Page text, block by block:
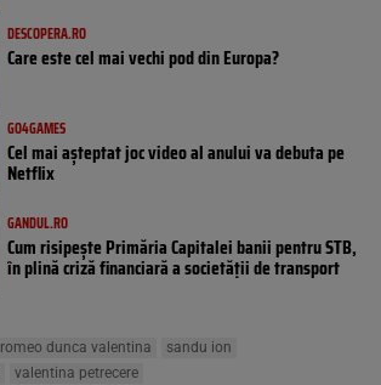
DESCOPERA.RO
Care este cel mai vechi pod din Europa?
GO4GAMES
Cel mai așteptat joc video al anului va debuta pe
Netflix
GANDUL.RO
Cum risipește Primăria Capitalei banii pentru STB,
în plină criză financiară a societății de transport
romeo dunca valentina
sandu ion
valentina petrecere